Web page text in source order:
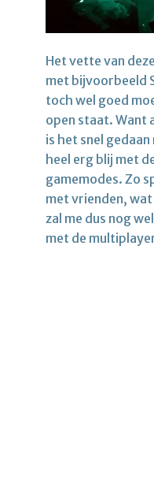
Het vette van
met bijvoorbeeld
toch wel goed
open staat. Want
is het snel
heel erg blij met
gamemodes. Zo
met vrienden,
zal me dus nog
met de